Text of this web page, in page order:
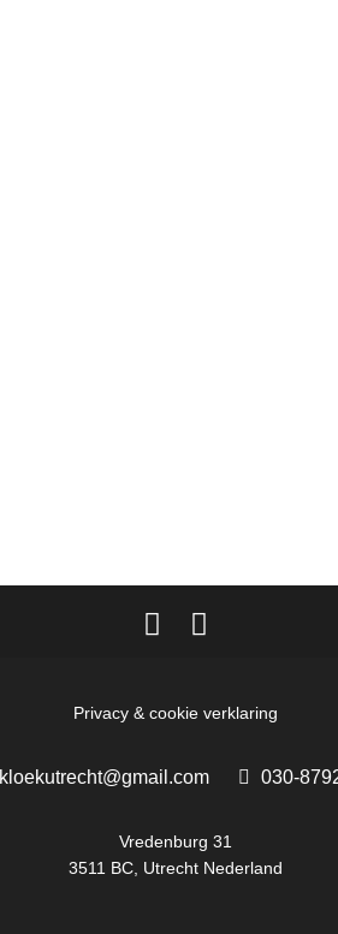
Privacy & cookie verklaring
kloekutrecht@gmail.com 030-
Vredenburg 31
3511 BC, Utrecht Nederland